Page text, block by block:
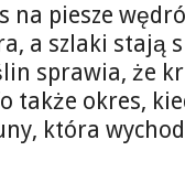
na piesze
a szlaki stają
sprawia, że
także okres,
która